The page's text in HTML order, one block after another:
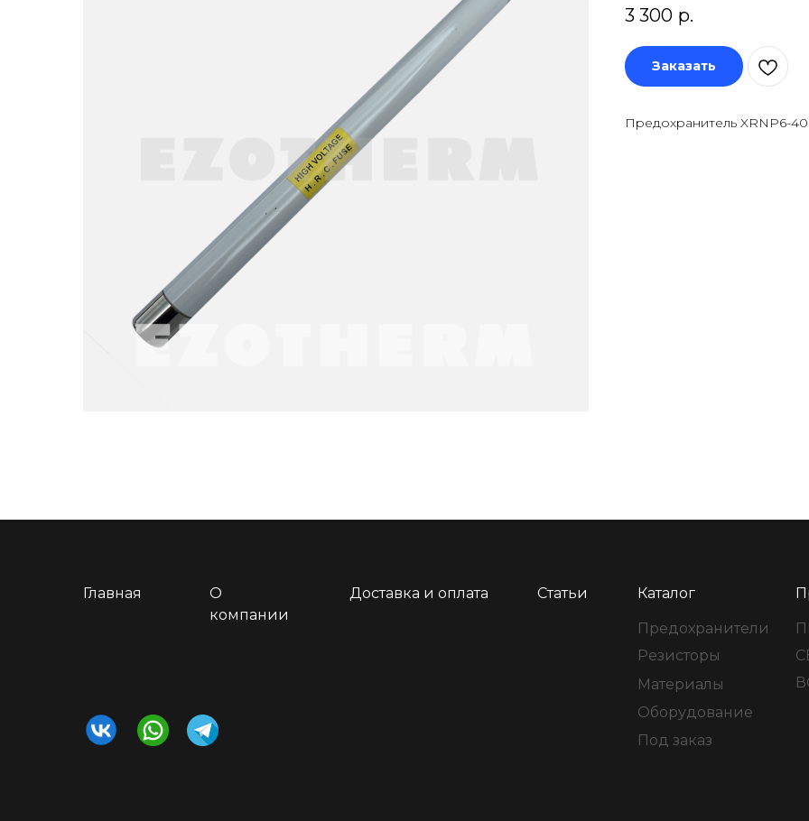
3 300 р.
Заказать
Предохранитель XRNP6-
Главная
О
компании
Доставка и оплата Каталог
Предохранители
Резисторы
Материалы
Оборудование
Под заказ
Статьи